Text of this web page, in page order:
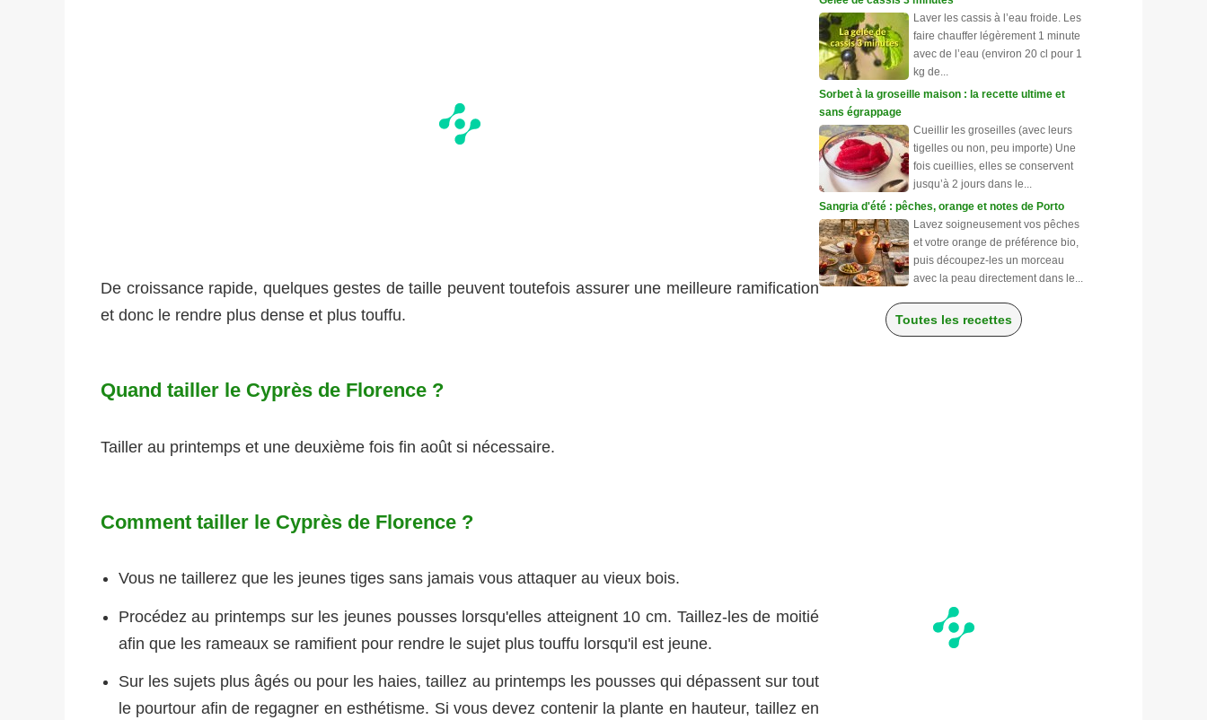
De croissance rapide, quelques gestes de taille peuvent toutefois assurer une meilleure ramification
et donc le rendre plus dense et plus touffu.
Quand tailler le Cyprès de Florence ?
Tailler au printemps et une deuxième fois fin août si nécessaire.
Comment tailler le Cyprès de Florence ?
Vous ne taillerez que les jeunes tiges sans jamais vous attaquer au vieux bois.
Procédez au printemps sur les jeunes pousses lorsqu'elles atteignent 10 cm. Taillez-les de moitié
afin que les rameaux se ramifient pour rendre le sujet plus touffu lorsqu'il est jeune.
Sur les sujets plus âgés ou pour les haies, taillez au printemps les pousses qui dépassent sur tout
le pourtour afin de regagner en esthétisme. Si vous devez contenir la plante en hauteur, taillez en
Laver les cassis à l’eau froide. Les
faire chauffer légèrement 1 minute
avec de l’eau (environ 20 cl pour 1
kg de...
Sorbet à la groseille maison : la recette ultime et
sans égrappage
Cueillir les groseilles (avec leurs
tigelles ou non, peu importe) Une
fois cueillies, elles se conservent
jusqu’à 2 jours dans le...
Sangria d'été : pêches, orange et notes de Porto
Lavez soigneusement vos pêches
et votre orange de préférence bio,
puis découpez-les un morceau
avec la peau directement dans le...
Toutes les recettes